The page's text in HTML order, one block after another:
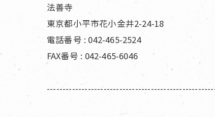
法善寺
東京都小平市花小金井2-24-18
電話番号 : 042-465-2524
FAX番号 : 042-465-6046